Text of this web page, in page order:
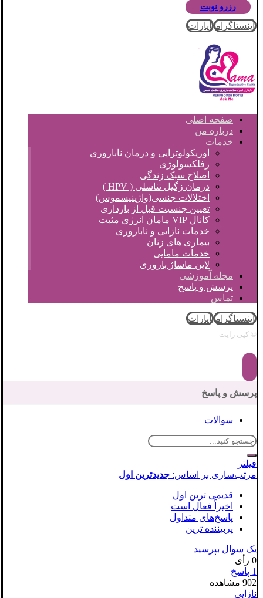
رزرو نوبت
اینستاگرام آپارات
صفحه اصلی
درباره من
خدمات
اوریکولوتراپی و درمان ناباروری
رفلکسولوژی
اصلاح سبک زندگی
درمان زگیل تناسلی ( HPV )
اختلالات جنسی(واژینیسموس)
تعیین جنسیت قبل از بارداری
کانال VIP مامان انرژی مثبت
خدمات نازایی و ناباروری
بیماری های زنان
خدمات مامایی
لاین ماساژ باروری
مجله آموزشی
پرسش و پاسخ
تماس
اینستاگرام آپارات
© کپی رایت
پرسش و پاسخ
سوالات
فیلتر
مرتب‌سازی بر اساس: جدیدترین اول
قدیمی ترین اول
اخیراً فعال است
پاسخ‌های متداول
پربیننده ترین
یک سوال بپرسید
0 رأی
1 پاسخ
902 مشاهده
نازایی